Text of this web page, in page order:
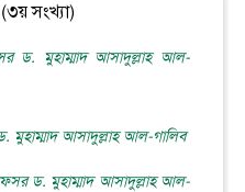
সংখ্যা)
ড. মুহাম্মাদ আসাদুল্লাহ আল-
মুহাম্মাদ আসাদুল্লাহ আল-গালিব
ড. মুহাম্মাদ আসাদুল্লাহ আল-